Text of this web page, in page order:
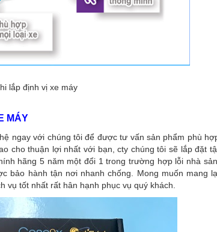
lắp định vị xe máy
MÁY
ngay với chúng tôi để được tư vấn sản phẩm phù
cho thuận lợi nhất với bạn, cty chúng tôi sẽ lắp đặt
hãng 5 năm một đổi 1 trong trường hợp lỗi nhà
bảo hành tận nơi nhanh chống. Mong muốn mang
vụ tốt nhất rất hân hạnh phục vụ quý khách.